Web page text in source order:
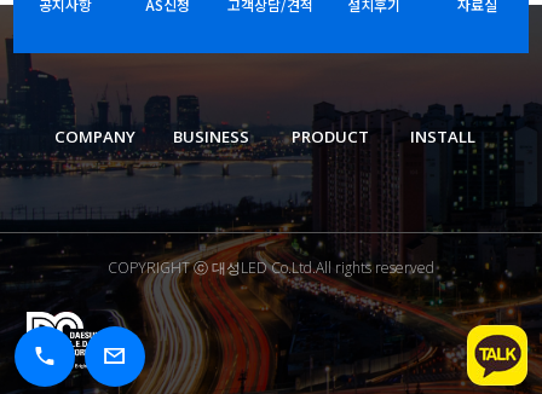
공지사항 AS신청 고객상담/견적 설치후기 자료실
COMPANY BUSINESS PRODUCT INSTALL
COPYRIGHT ⓒ 대성LED Co.Ltd.All rights reserved